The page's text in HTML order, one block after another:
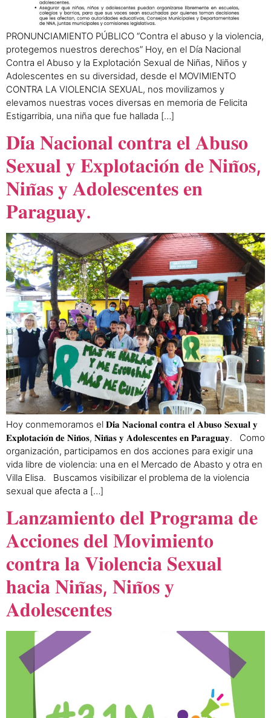
PRONUNCIAMIENTO PÚBLICO “Contra el abuso y la violencia,
protegemos nuestros derechos” Hoy, en el Día Nacional
Contra el Abuso y la Explotación Sexual de Niñas, Niños y
Adolescentes en su diversidad, desde el MOVIMIENTO
CONTRA LA VIOLENCIA SEXUAL, nos movilizamos y
elevamos nuestras voces diversas en memoria de Felicita
Estigarribia, una niña que fue hallada […]
𝐃𝐢́𝐚 𝐍𝐚𝐜𝐢𝐨𝐧𝐚𝐥 𝐜𝐨𝐧𝐭𝐫𝐚 𝐞𝐥 𝐀𝐛𝐮𝐬𝐨
𝐒𝐞𝐱𝐮𝐚𝐥 𝐲 𝐄𝐱𝐩𝐥𝐨𝐭𝐚𝐜𝐢𝐨́𝐧 𝐝𝐞 𝐍𝐢𝐧̃𝐨𝐬,
𝐍𝐢𝐧̃𝐚𝐬 𝐲 𝐀𝐝𝐨𝐥𝐞𝐬𝐜𝐞𝐧𝐭𝐞𝐬 𝐞𝐧
𝐏𝐚𝐫𝐚𝐠𝐮𝐚𝐲.
Hoy conmemoramos el 𝐃𝐢́𝐚 𝐍𝐚𝐜𝐢𝐨𝐧𝐚𝐥 𝐜𝐨𝐧𝐭𝐫𝐚 𝐞𝐥 𝐀𝐛𝐮𝐬𝐨 𝐒𝐞𝐱𝐮𝐚𝐥 𝐲
𝐄𝐱𝐩𝐥𝐨𝐭𝐚𝐜𝐢𝐨́𝐧 𝐝𝐞 𝐍𝐢𝐧̃𝐨𝐬, 𝐍𝐢𝐧̃𝐚𝐬 𝐲 𝐀𝐝𝐨𝐥𝐞𝐬𝐜𝐞𝐧𝐭𝐞𝐬 𝐞𝐧 𝐏𝐚𝐫𝐚𝐠𝐮𝐚𝐲. Como
organización, participamos en dos acciones para exigir una
vida libre de violencia: una en el Mercado de Abasto y otra en
Villa Elisa. Buscamos visibilizar el problema de la violencia
sexual que afecta a […]
𝐋𝐚𝐧𝐳𝐚𝐦𝐢𝐞𝐧𝐭𝐨 𝐝𝐞𝐥 𝐏𝐫𝐨𝐠𝐫𝐚𝐦𝐚 𝐝𝐞
𝐀𝐜𝐜𝐢𝐨𝐧𝐞𝐬 𝐝𝐞𝐥 𝐌𝐨𝐯𝐢𝐦𝐢𝐞𝐧𝐭𝐨
𝐜𝐨𝐧𝐭𝐫𝐚 𝐥𝐚 𝐕𝐢𝐨𝐥𝐞𝐧𝐜𝐢𝐚 𝐒𝐞𝐱𝐮𝐚𝐥
𝐡𝐚𝐜𝐢𝐚 𝐍𝐢𝐧̃𝐚𝐬, 𝐍𝐢𝐧̃𝐨𝐬 𝐲
𝐀𝐝𝐨𝐥𝐞𝐬𝐜𝐞𝐧𝐭𝐞𝐬